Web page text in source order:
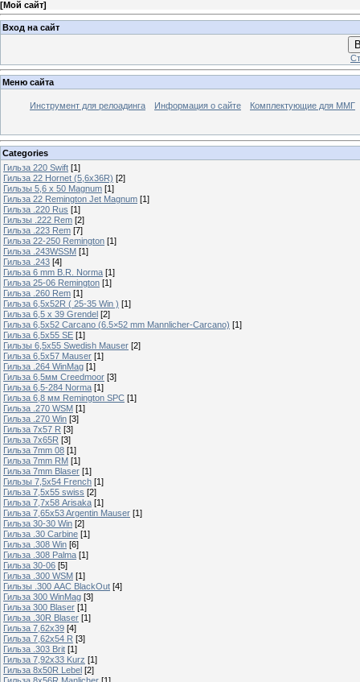
[Мой сайт]
Вход на сайт
Меню сайта
Инструмент для релоадинга Информация о сайте Комплектующие для ММГ
Categories
Гильза 220 Swift [1]
Гильза 22 Hornet (5,6х36R) [2]
Гильзы 5,6 х 50 Magnum [1]
Гильза 22 Remington Jet Magnum [1]
Гильза .220 Rus [1]
Гильзы .222 Rem [2]
Гильза .223 Rem [7]
Гильза 22-250 Remington [1]
Гильза .243WSSM [1]
Гильза .243 [4]
Гильза 6 mm B.R. Norma [1]
Гильза 25-06 Remington [1]
Гильза .260 Rem [1]
Гильза 6,5x52R ( 25-35 Win ) [1]
Гильза 6,5 х 39 Grendel [2]
Гильза 6,5х52 Carcano (6.5×52 mm Mannlicher-Carcano) [1]
Гильза 6,5х55 SE [1]
Гильзы 6,5х55 Swedish Mauser [2]
Гильза 6,5х57 Mauser [1]
Гильза .264 WinMag [1]
Гильза 6,5мм Creedmoor [3]
Гильза 6,5-284 Norma [1]
Гильза 6,8 мм Remington SPC [1]
Гильза .270 WSM [1]
Гильза .270 Win [3]
Гильза 7х57 R [3]
Гильза 7х65R [3]
Гильза 7mm 08 [1]
Гильза 7mm RM [1]
Гильза 7mm Blaser [1]
Гильзы 7,5x54 French [1]
Гильза 7,5x55 swiss [2]
Гильза 7,7х58 Arisaka [1]
Гильза 7,65x53 Argentin Mauser [1]
Гильза 30-30 Win [2]
Гильза .30 Carbine [1]
Гильза .308 Win [6]
Гильза .308 Palma [1]
Гильза 30-06 [5]
Гильза .300 WSM [1]
Гильзы .300 AAC BlackOut [4]
Гильза 300 WinMag [3]
Гильза 300 Blaser [1]
Гильза .30R Blaser [1]
Гильза 7,62х39 [4]
Гильза 7,62х54 R [3]
Гильза .303 Brit [1]
Гильза 7,92х33 Kurz [1]
Гильза 8x50R Lebel [2]